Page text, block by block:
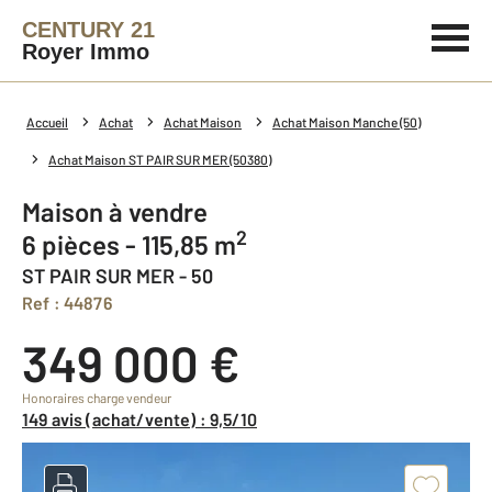
CENTURY 21
Royer Immo
Accueil Achat Achat Maison Achat Maison Manche (50)
Achat Maison ST PAIR SUR MER (50380)
Maison à vendre
6 pièces - 115,85 m2
ST PAIR SUR MER - 50
Ref : 44876
349 000 €
Honoraires charge vendeur
149 avis (achat/vente) : 9,5/10